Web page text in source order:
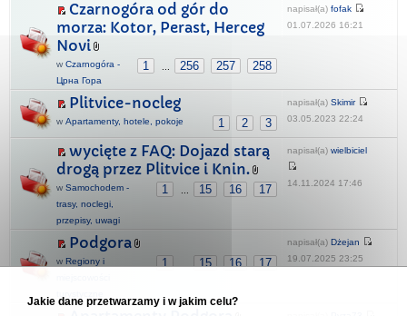
Czarnogóra od gór do
morza: Kotor, Perast, Herceg
Novi
1 ... 256 257 258
w Czarnogóra -
Црна Гора
napisał(a) fofak
01.07.2026 16:21
Plitvice-nocleg
1 2 3
w Apartamenty, hotele, pokoje
napisał(a) Skimir
03.05.2023 22:24
wycięte z FAQ: Dojazd starą
drogą przez Plitvice i Knin.
1 ... 15 16 17
w Samochodem -
trasy, noclegi,
przepisy, uwagi
napisał(a) wielbiciel
14.11.2024 17:46
Podgora
1 15 16 17
w Regiony i
napisał(a) Dżejan
19.07.2025 23:25
Jakie dane przetwarzamy i w jakim celu?